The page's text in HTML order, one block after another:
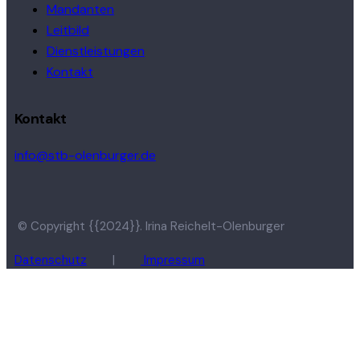
Mandanten
Leitbild
Dienstleistungen
Kontakt
Kontakt
info@stb-olenburger.de
© Copyright {{2024}}. Irina Reichelt-Olenburger
Datenschutz | Impressum